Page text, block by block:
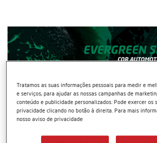
Tratamos as suas informações pessoais para medir e
e serviços, para ajudar as nossas campanhas de
conteúdo e publicidade personalizados. Pode exercer os
privacidade clicando no botão à direita. Para mais
nosso aviso de privacidade